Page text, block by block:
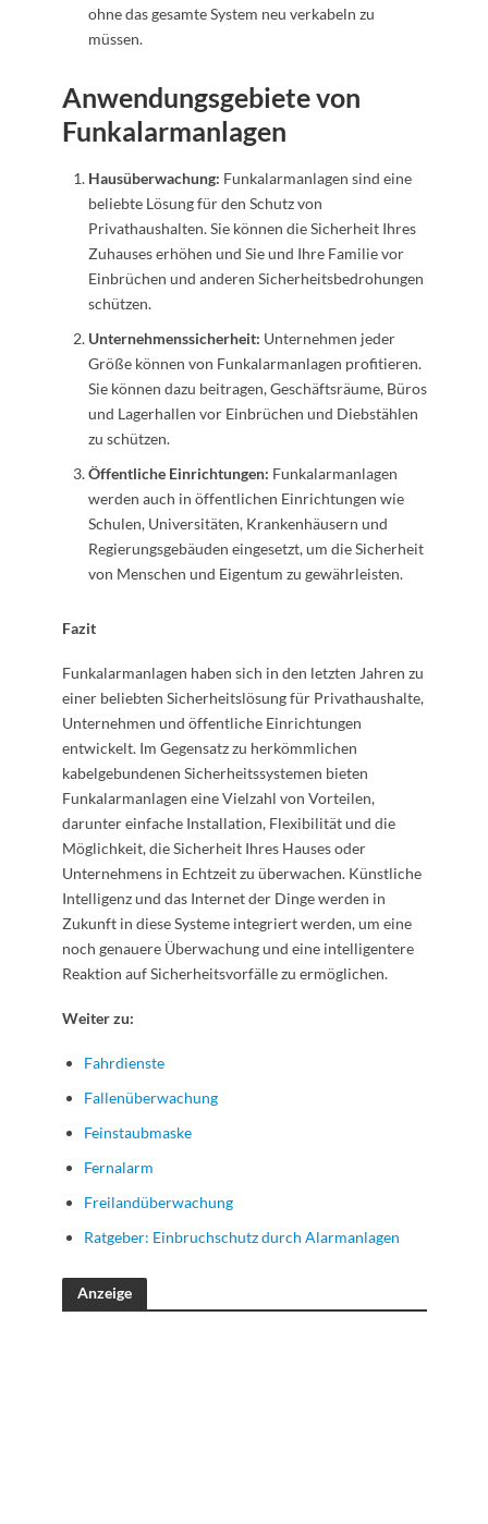
ohne das gesamte System neu verkabeln zu
müssen.
Anwendungsgebiete von
Funkalarmanlagen
Hausüberwachung: Funkalarmanlagen sind eine
beliebte Lösung für den Schutz von
Privathaushalten. Sie können die Sicherheit Ihres
Zuhauses erhöhen und Sie und Ihre Familie vor
Einbrüchen und anderen Sicherheitsbedrohungen
schützen.
Unternehmenssicherheit: Unternehmen jeder
Größe können von Funkalarmanlagen profitieren.
Sie können dazu beitragen, Geschäftsräume, Büros
und Lagerhallen vor Einbrüchen und Diebstählen
zu schützen.
Öffentliche Einrichtungen: Funkalarmanlagen
werden auch in öffentlichen Einrichtungen wie
Schulen, Universitäten, Krankenhäusern und
Regierungsgebäuden eingesetzt, um die Sicherheit
von Menschen und Eigentum zu gewährleisten.
Fazit
Funkalarmanlagen haben sich in den letzten Jahren zu
einer beliebten Sicherheitslösung für Privathaushalte,
Unternehmen und öffentliche Einrichtungen
entwickelt. Im Gegensatz zu herkömmlichen
kabelgebundenen Sicherheitssystemen bieten
Funkalarmanlagen eine Vielzahl von Vorteilen,
darunter einfache Installation, Flexibilität und die
Möglichkeit, die Sicherheit Ihres Hauses oder
Unternehmens in Echtzeit zu überwachen. Künstliche
Intelligenz und das Internet der Dinge werden in
Zukunft in diese Systeme integriert werden, um eine
noch genauere Überwachung und eine intelligentere
Reaktion auf Sicherheitsvorfälle zu ermöglichen.
Weiter zu:
Fahrdienste
Fallenüberwachung
Feinstaubmaske
Fernalarm
Freilandüberwachung
Ratgeber: Einbruchschutz durch Alarmanlagen
Anzeige